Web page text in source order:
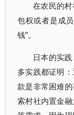
在农民的
包权或者是成
钱”。
日本的实
多实践都证明
款是非常困难
索村社内置金